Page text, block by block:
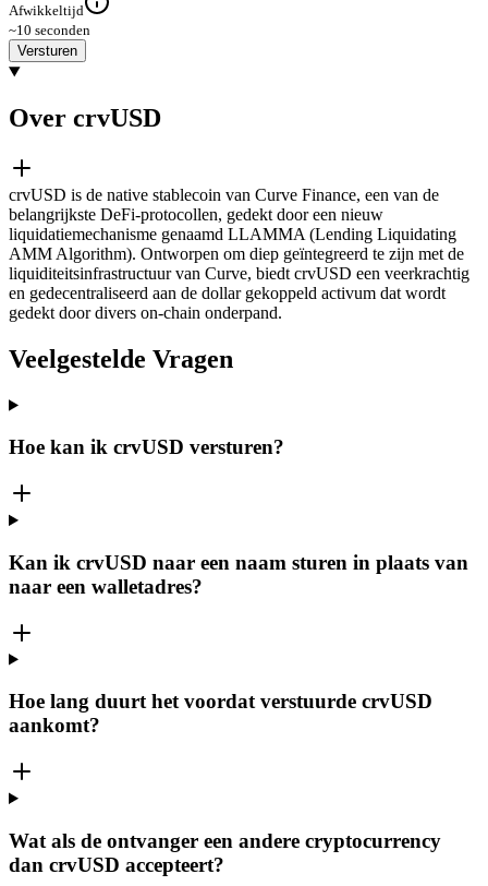
Afwikkeltijd
~10 seconden
Versturen
Over crvUSD
crvUSD is de native stablecoin van Curve Finance, een van de
belangrijkste DeFi-protocollen, gedekt door een nieuw
liquidatiemechanisme genaamd LLAMMA (Lending Liquidating
AMM Algorithm). Ontworpen om diep geïntegreerd te zijn met de
liquiditeitsinfrastructuur van Curve, biedt crvUSD een veerkrachtig
en gedecentraliseerd aan de dollar gekoppeld activum dat wordt
gedekt door divers on-chain onderpand.
Veelgestelde Vragen
Hoe kan ik crvUSD versturen?
Kan ik crvUSD naar een naam sturen in plaats van
naar een walletadres?
Hoe lang duurt het voordat verstuurde crvUSD
aankomt?
Wat als de ontvanger een andere cryptocurrency
dan crvUSD accepteert?